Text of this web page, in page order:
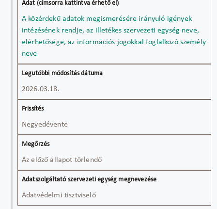
A közérdekű adatok megismerésére irányuló igények
intézésének rendje, az illetékes szervezeti egység neve,
elérhetősége, az információs jogokkal foglalkozó személy
neve
2026.03.18.
Negyedévente
Az előző állapot törlendő
Adatvédelmi tisztviselő